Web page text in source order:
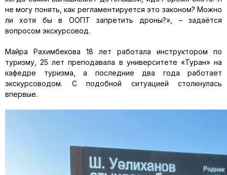
не могу понять, как регламентируется это законом? Можно
ли хотя бы в ООПТ запретить дроны?», – задаётся
вопросом экскурсовод.
Майра Рахимбекова 18 лет работала инструктором по
туризму, 25 лет преподавала в университете «Туран» на
кафедре туризма, а последние два года работает
экскурсоводом. С подобной ситуацией столкнулась
впервые.